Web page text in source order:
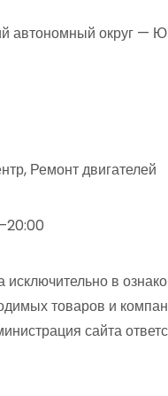
автономный округ —
Ремонт двигателей
в
товаров и
сайта